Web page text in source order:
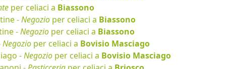
per celiaci a Biassono
-Negozio per celiaci a Biassono
-Negozio per celiaci a Biassono
Negozio per celiaci a Bovisio Masciago
-Negozio per celiaci a Bovisio Masciago